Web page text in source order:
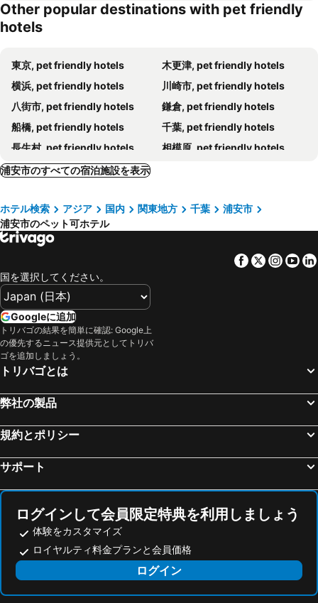
ホテルビスタ東京 築地
CVS Bay Hotel 新館
アパホテル 銀座京橋
東急ステイ五反田
エコノミーホテル ほていや
ザ・ペニンシュラ東京
名鉄イン浜松町
東京ビュック
APA Hotel Ningyocho Ekihigashi
アルカディア市ケ谷私学会館
ホテルウィングインターナショナルセレクト上野・御徒町
シャングリ・ラ 東京
コンラッド東京
Hotel Cen
キンプトン新宿東京 IHG ホテル
inumo 芝公園 by Villa Fontaine
アスコット丸の内東京
N+HOTEL 東京秋葉原 PREMIUM
ホテルツーリストイン上野御徒町
ホテルアラマンダ青山
両国駅前
1 Hotel Tokyo
シタマチ ベース
Hotel Rio Shinjuku
新宿シティホテルロンスター
フォーカス蔵前
Other popular destinations with pet friendly
hotels
東京, pet friendly hotels
木更津, pet friendly hotels
横浜, pet friendly hotels
川崎市, pet friendly hotels
八街市, pet friendly hotels
鎌倉, pet friendly hotels
船橋, pet friendly hotels
千葉, pet friendly hotels
長生村, pet friendly hotels
相模原, pet friendly hotels
府中, pet friendly hotels
市原, pet friendly hotels
逗子市, pet friendly hotels
坂東市, pet friendly hotels
習志野市, pet friendly hotels
さいたま, pet friendly hotels
市川市, pet friendly hotels
大網白里町, pet friendly hotels
山武市, pet friendly hotels
川越, pet friendly hotels
白子町, pet friendly hotels
西東京市, pet friendly hotels
印西市, pet friendly hotels
茂原, pet friendly hotels
君津, pet friendly hotels
町田, pet friendly hotels
袖ヶ浦市, pet friendly hotels
八千代市, pet friendly hotels
浦安市のすべての宿泊施設を表示
ホテル検索 アジア 国内 関東地方 千葉
浦安市
浦安市のペット可ホテル
Facebook
Twitter
国を選択してください。
Googleに追加
トリバゴの結果を簡単に確認: Google上
の優先するニュース提供元としてトリバ
ゴを追加しましょう。
トリバゴとは
弊社の製品
規約とポリシー
サポート
ログインして会員限定特典を利用しましょう
体験をカスタマイズ
ロイヤルティ料金プランと会員価格
ログイン